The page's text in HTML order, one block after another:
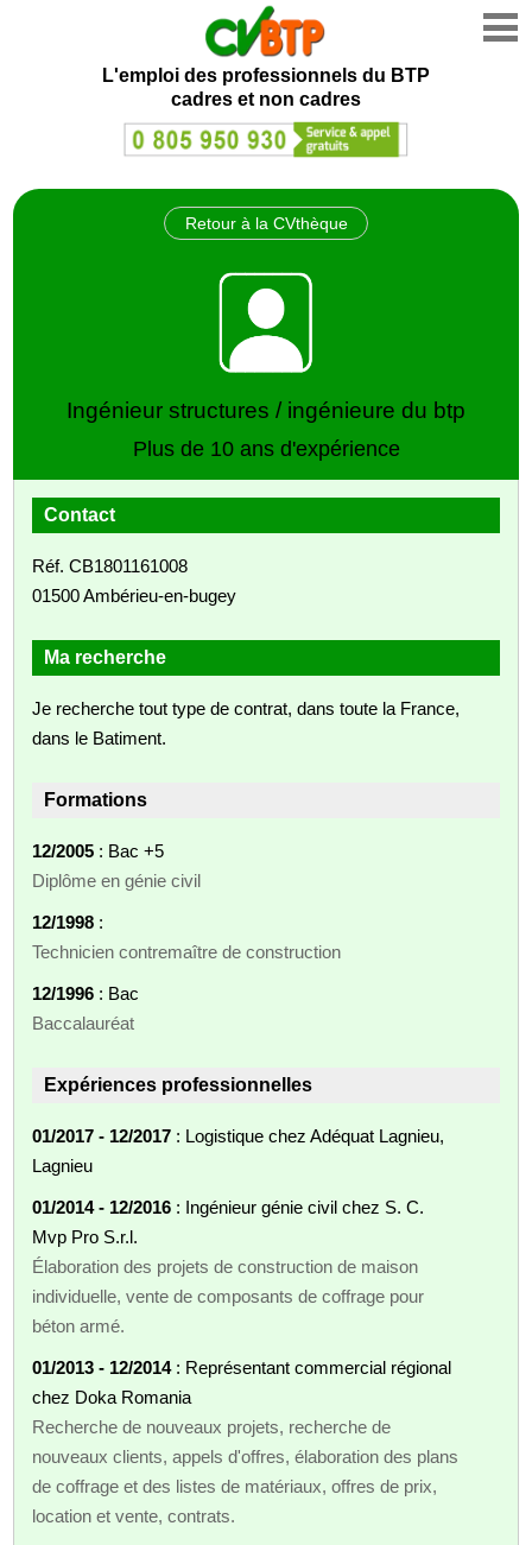
L'emploi des professionnels du BTP
cadres et non cadres
Retour à la CVthèque
Ingénieur structures / ingénieure du btp
Plus de 10 ans d'expérience
Contact
Réf. CB1801161008
01500 Ambérieu-en-bugey
Ma recherche
Je recherche tout type de contrat, dans toute la France,
dans le Batiment.
Formations
12/2005 : Bac +5
Diplôme en génie civil
12/1998 :
Technicien contremaître de construction
12/1996 : Bac
Baccalauréat
Expériences professionnelles
01/2017 - 12/2017 : Logistique chez Adéquat Lagnieu,
Lagnieu
01/2014 - 12/2016 : Ingénieur génie civil chez S. C.
Mvp Pro S.r.l.
Élaboration des projets de construction de maison
individuelle, vente de composants de coffrage pour
béton armé.
01/2013 - 12/2014: Représentant commercial régional
chez Doka Romania
Recherche de nouveaux projets, recherche de
nouveaux clients, appels d'offres, élaboration des plans
de coffrage et des listes de matériaux, offres de prix,
location et vente, contrats.